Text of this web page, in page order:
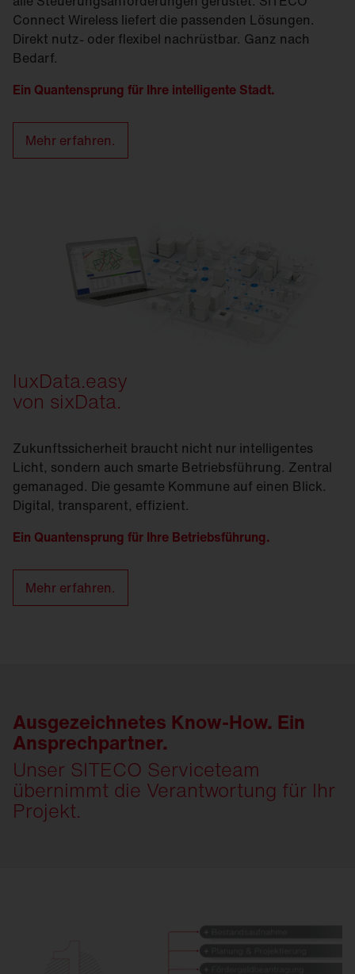
Connect Wireless liefert die passenden Lösungen.
Direkt nutz- oder flexibel nachrüstbar. Ganz nach
Bedarf.
Ein Quantensprung für Ihre intelligente Stadt.
Mehr erfahren.
luxData.easy
von sixData.
Zukunftssicherheit braucht nicht nur intelligentes
Licht, sondern auch smarte Betriebsführung. Zentral
gemanaged. Die gesamte Kommune auf einen Blick.
Digital, transparent, effizient.
Ein Quantensprung für Ihre Betriebsführung.
Mehr erfahren.
Ausgezeichnetes Know-How. Ein
Ansprechpartner.
Unser SITECO Serviceteam
übernimmt die Verantwortung für Ihr
Projekt.